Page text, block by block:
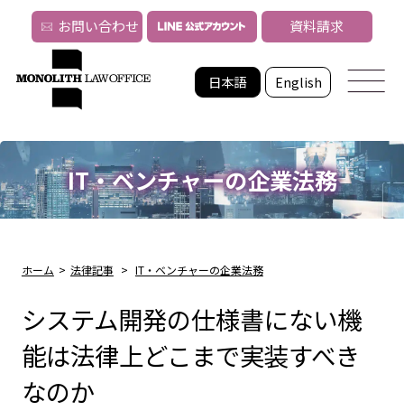
日本語 English
お問い合わせ 資料請求
IT・ベンチャーの企業法務
ホーム > 法律記事 > IT・ベンチャーの企業法務
システム開発の仕様書にない機
能は法律上どこまで実装すべき
なのか